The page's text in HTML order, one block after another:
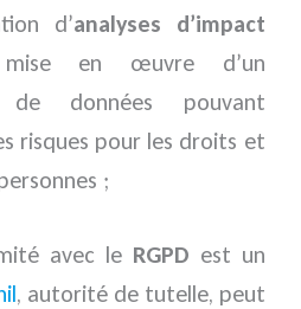
d’analyses d’impact
en œuvre d’un
de données pouvant
risques pour les droits et
;
avec le RGPD est un
, autorité de tutelle, peut